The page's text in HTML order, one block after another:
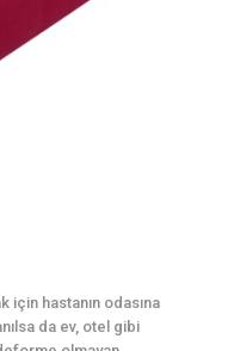
için hastanın odasına
da ev, otel gibi